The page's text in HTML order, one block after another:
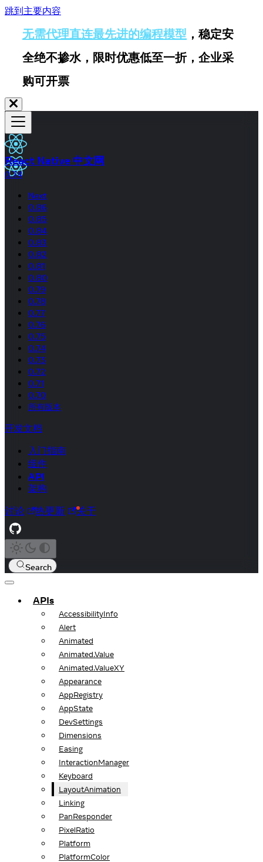
跳到主要内容
无需代理直连最先进的编程模型 ，稳定安
全绝不掺水，限时优惠低至一折，企业采
购可开票
React Native 中文网
0.74
Next
0.86
0.85
0.84
0.83
0.82
0.81
0.80
0.79
0.78
0.77
0.76
0.75
0.74
0.73
0.72
0.71
0.70
所有版本
开发文档
入门指南
组件
API
架构
讨论 热更新 关于
Search
APIs
AccessibilityInfo
Alert
Animated
Animated.Value
Animated.ValueXY
Appearance
AppRegistry
AppState
DevSettings
Dimensions
Easing
InteractionManager
Keyboard
LayoutAnimation
Linking
PanResponder
PixelRatio
Platform
PlatformColor